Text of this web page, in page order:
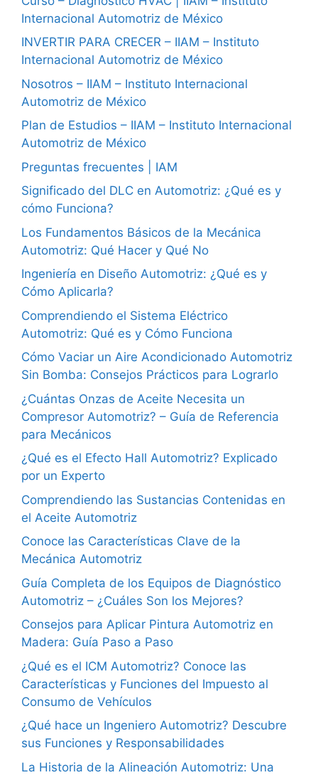
Internacional Automotriz de México
INVERTIR PARA CRECER – IIAM – Instituto
Internacional Automotriz de México
Nosotros – IIAM – Instituto Internacional
Automotriz de México
Plan de Estudios – IIAM – Instituto Internacional
Automotriz de México
Preguntas frecuentes | IAM
Significado del DLC en Automotriz: ¿Qué es y
cómo Funciona?
Los Fundamentos Básicos de la Mecánica
Automotriz: Qué Hacer y Qué No
Ingeniería en Diseño Automotriz: ¿Qué es y
Cómo Aplicarla?
Comprendiendo el Sistema Eléctrico
Automotriz: Qué es y Cómo Funciona
Cómo Vaciar un Aire Acondicionado Automotriz
Sin Bomba: Consejos Prácticos para Lograrlo
¿Cuántas Onzas de Aceite Necesita un
Compresor Automotriz? – Guía de Referencia
para Mecánicos
¿Qué es el Efecto Hall Automotriz? Explicado
por un Experto
Comprendiendo las Sustancias Contenidas en
el Aceite Automotriz
Conoce las Características Clave de la
Mecánica Automotriz
Guía Completa de los Equipos de Diagnóstico
Automotriz – ¿Cuáles Son los Mejores?
Consejos para Aplicar Pintura Automotriz en
Madera: Guía Paso a Paso
¿Qué es el ICM Automotriz? Conoce las
Características y Funciones del Impuesto al
Consumo de Vehículos
¿Qué hace un Ingeniero Automotriz? Descubre
sus Funciones y Responsabilidades
La Historia de la Alineación Automotriz: Una